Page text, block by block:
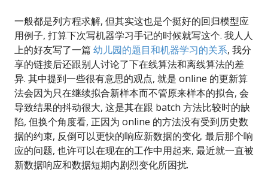
一般都是列方程求解, 但其实这也是个挺好的回归模型应
用例子, 打算下次写机器学习手记的时候就写这个. 我人人
上的好友写了一篇 幼儿园的题目和机器学习的关系, 我分
享的链接后还跟别人讨论了下在线算法和离线算法的差
异. 其中提到一些很有意思的观点, 就是 online 的更新算
法会因为只在继续拟合新样本而不管原来样本的拟合, 会
导致结果的抖动很大, 这是其在跟 batch 方法比较时的缺
陷, 但换个角度看, 正因为 online 的方法没有受到历史数
据的约束, 反倒可以更快的响应新数据的变化. 最后那个响
应的问题, 也许可以在现在的工作中用起来, 最近就一直被
新数据响应和数据短期内剧烈变化所困扰.